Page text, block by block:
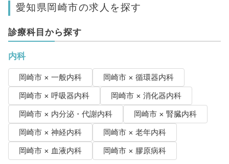
愛知県岡崎市の求人を探す
診療科目から探す
内科
岡崎市 × 一般内科
岡崎市 × 循環器内科
岡崎市 × 呼吸器内科
岡崎市 × 消化器内科
岡崎市 × 内分泌・代謝内科
岡崎市 × 腎臓内科
岡崎市 × 神経内科
岡崎市 × 老年内科
岡崎市 × 血液内科
岡崎市 × 膠原病科